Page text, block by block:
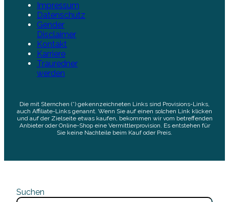
Impressum
Datenschutz
Gender
Disclaimer
Kontakt
Karriere
Trauredner
werden
Die mit Sternchen (*) gekennzeichneten Links sind Provisions-Links,
auch Affiliate-Links genannt. Wenn Sie auf einen solchen Link klicken
und auf der Zielseite etwas kaufen, bekommen wir vom betreffenden
Anbieter oder Online-Shop eine Vermittlerprovision. Es entstehen für
Sie keine Nachteile beim Kauf oder Preis.
Suchen